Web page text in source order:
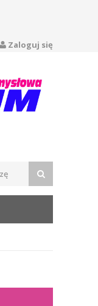
Zaloguj się